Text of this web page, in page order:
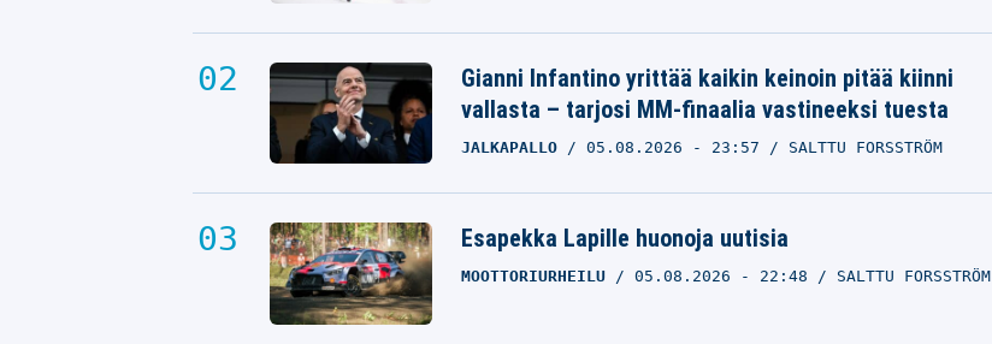
Gianni Infantino yrittää kaikin keinoin pitää kiinni
vallasta – tarjosi MM-finaalia vastineeksi tuesta
JALKAPALLO 05.08.2026 - 23:57 SALTTU FORSSTRÖM
Esapekka Lapille huonoja uutisia
MOOTTORIURHEILU 05.08.2026 - 22:48 SALTTU FORSSTRÖM